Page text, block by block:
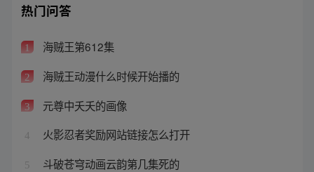
热门问答
1 海贼王第612集
2 海贼王动漫什么时候开始播的
3 元尊中夭夭的画像
4 火影忍者奖励网站链接怎么打开
5 斗破苍穹动画云韵第几集死的